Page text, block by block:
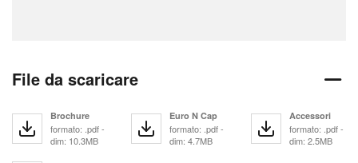
File da scaricare
Brochure
formato: .pdf -
dim: 10.3MB
Euro N Cap
formato: .pdf -
dim: 4.7MB
Accessori
formato: .pdf -
dim: 2.5MB